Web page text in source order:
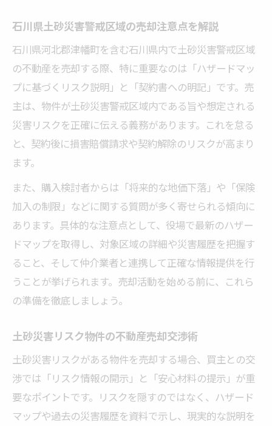
石川県土砂災害警戒区域の売却注意点を解説
石川県河北郡津幡町を含む石川県内で土砂災害警戒区域
の不動産を売却する際、特に重要なのは「ハザードマッ
プに基づくリスク説明」と「契約書への明記」です。売
主は、物件が土砂災害警戒区域内である旨や想定される
災害リスクを正確に伝える義務があります。これを怠る
と、契約後に損害賠償請求や契約解除のリスクが高まり
ます。
また、購入検討者からは「将来的な地価下落」や「保険
加入の制限」などに関する質問が多く寄せられる傾向に
あります。具体的な注意点として、役場で最新のハザー
ドマップを取得し、対象区域の詳細や災害履歴を把握す
ること、そして仲介業者と連携して正確な情報提供を行
うことが挙げられます。売却活動を始める前に、これら
の準備を徹底しましょう。
土砂災害リスク物件の不動産売却交渉術
土砂災害リスクがある物件を売却する場合、買主との交
渉では「リスク情報の開示」と「安心材料の提示」が重
要なポイントです。リスクを隠すのではなく、ハザード
マップや過去の災害履歴を資料で示し、現実的な説明を